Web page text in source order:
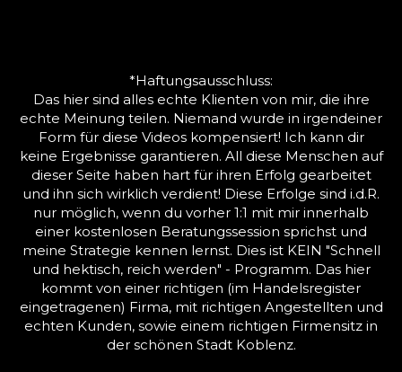
*Haftungsausschluss:
Das hier sind alles echte Klienten von mir, die ihre
echte Meinung teilen. Niemand wurde in irgendeiner
Form für diese Videos kompensiert! Ich kann dir
keine Ergebnisse garantieren. All diese Menschen auf
dieser Seite haben hart für ihren Erfolg gearbeitet
und ihn sich wirklich verdient! Diese Erfolge sind i.d.R.
nur möglich, wenn du vorher 1:1 mit mir innerhalb
einer kostenlosen Beratungssession sprichst und
meine Strategie kennen lernst. Dies ist KEIN "Schnell
und hektisch, reich werden" - Programm. Das hier
kommt von einer richtigen (im Handelsregister
eingetragenen) Firma, mit richtigen Angestellten und
echten Kunden, sowie einem richtigen Firmensitz in
der schönen Stadt Koblenz.